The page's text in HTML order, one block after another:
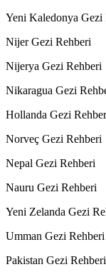
Yeni Kaledonya Gezi
Nijer Gezi Rehberi
Nijerya Gezi Rehberi
Nikaragua Gezi
Hollanda Gezi
Norveç Gezi Rehberi
Nepal Gezi Rehberi
Nauru Gezi Rehberi
Yeni Zelanda Gezi
Umman Gezi Rehberi
Pakistan Gezi Rehberi